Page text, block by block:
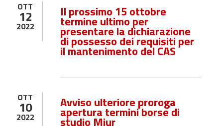
OTT
12
2022
Il prossimo 15 ottobre
termine ultimo per
presentare la dichiarazione
di possesso dei requisiti per
il mantenimento del CAS
OTT
10
2022
Avviso ulteriore proroga
apertura termini borse di
studio Miur